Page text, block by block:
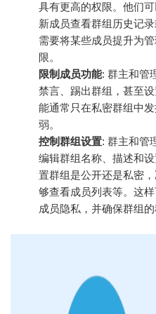
具有更高的权限。他们
新成员查看群组历史记
需要将某些成员提升为
限。
限制成员功能: 群主和管
禁言、踢出群组，甚至
能通常只在私密群组中
弱。
控制群组设置: 群主和管
编辑群组名称、描述和
置群组是公开还是私密
够查看成员列表等。这
成员隐私，并确保群组的